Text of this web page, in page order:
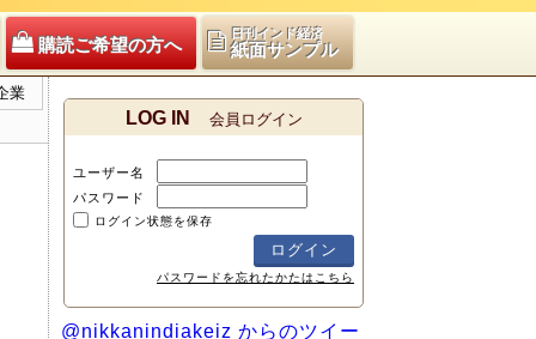
購読ご希望の方へ
日刊インド経済
紙面サンプル
業
LOG IN 会員ログイン
ユーザー名
パスワード
ログイン状態を保存
パスワードを忘れたかたはこちら
@nikkanindiakeiz からのツイー